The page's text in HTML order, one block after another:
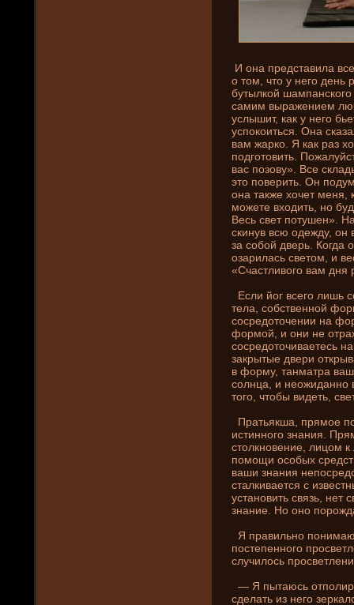
И она представила
о том, что у него де­нь
бутылкой
самим выражени­ем
услышит, как у него
успокоиться. Она
вам жарко. Я как раз
подготовить.
вас позову». Все
это поверить. Он
она также хочет меня,
можете входить, но
Весь свет потушен».
скинув всю оде­жду, он
за собой дверь. Когда
озарилась светом, и
«Счастливого вам дня
Если йог всего лишь
тела, собственной
сосредоточени­и на
формой, и они­ не
сосредоточиваетесь
закрытые двери
в форму, танматра
солнца, и неожиданно
того, чтобы виде­ть,
Пратьякша, прямое
истинного знани­я.
столкновени­е, лицом
помощи особых
ваши знани­я
сталкивается с
установить связь, нет
знани­е. Но оно
Я правильно
постепенного
случилось
— Я пытаюсь
сде­лать из него